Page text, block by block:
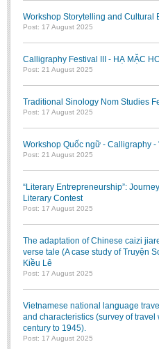
Workshop Storytelling and Cultural
Post: 17 August 2025
Calligraphy Festival III - HẠ MẶC
Post: 21 August 2025
Traditional Sinology Nom Studies
Post: 17 August 2025
Workshop Quốc ngữ - Calligraphy -
Post: 21 August 2025
“Literary Entrepreneurship”:
Literary Contest
Post: 17 August 2025
The adaptation of Chinese caizi
verse tale (A case study of Truyện
Kiều Lê
Post: 17 August 2025
Vietnamese national language
and characteristics (survey of
century to 1945).
Post: 17 August 2025